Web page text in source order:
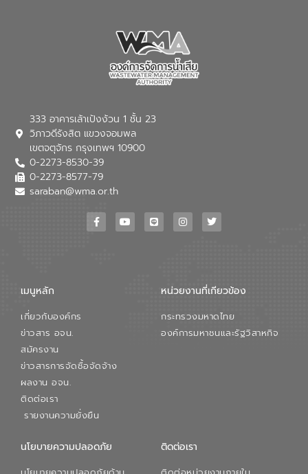
333 อาคารเล้าเป้งง้วน 1 ชั้น 23
วิภาวดีรังสิต แขวงจอมพล
เขตจตุจักร กรุงเทพฯ 10900
0-2273-8530-39
0-2273-8577-79
saraban@wma.or.th
เมนูหลัก
เกี่ยวกับองค์กร
ข่าวสาร อจน.
สมัครงาน
ข่าวสารการจัดซื้อจัดจ้าง
ผลงาน อจน.
ติดต่อเรา
รายงานความยั่งยืน
หน่วยงานที่เกียวข้อง
กระทรวงมหาดไทย
องค์การมหาชนและรัฐวิสาหกิจ
นโยบายความปลอดภัย ติดต่อเรา